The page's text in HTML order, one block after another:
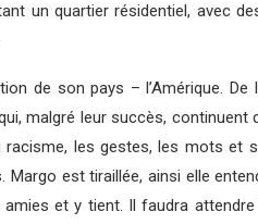
un quartier résidentiel, avec
de son pays – l’Amérique.
malgré leur succès,
les gestes, les mots et
est tiraillée, ainsi elle
et y tient. Il faudra